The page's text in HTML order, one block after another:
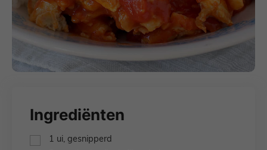
Ingrediënten
▢1 ui, gesnipperd